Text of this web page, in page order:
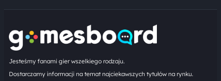
Jesteśmy fanami gier wszelkiego rodzaju.
Dostarczamy informacji na temat najciekawszych tytułów na rynku.